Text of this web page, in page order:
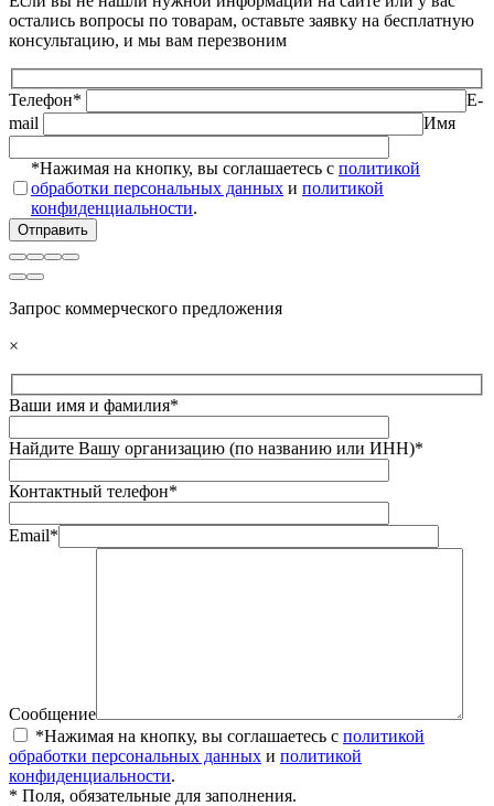
остались вопросы по товарам, оставьте заявку на бесплатную
консультацию, и мы вам перезвоним
Телефон*
E-
mail
Имя
*Нажимая на кнопку, вы соглашаетесь с политикой
обработки персональных данных и политикой
конфиденциальности.
Запрос коммерческого предложения
×
Ваши имя и фамилия*
Найдите Вашу организацию (по названию или ИНН)*
Контактный телефон*
Email*
Сообщение
*Нажимая на кнопку, вы соглашаетесь с политикой
обработки персональных данных и политикой
конфиденциальности.
* Поля, обязательные для заполнения.